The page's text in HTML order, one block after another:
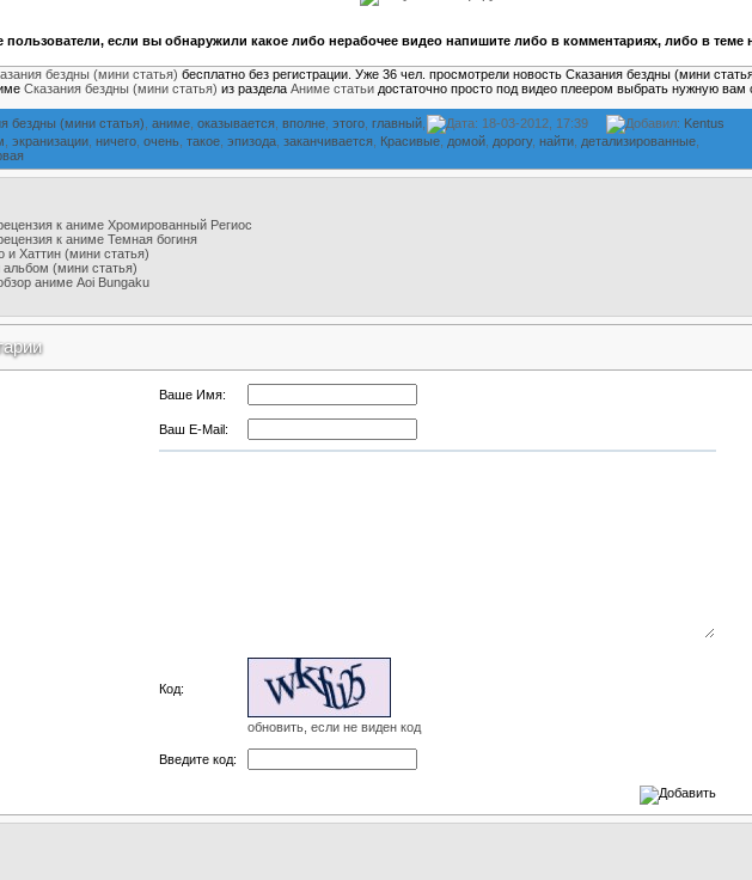
пользователи, если вы обнаружили какое либо нерабочее видео напишите либо в комментариях, либо в теме
бездны (мини статья) бесплатно без регистрации. Уже 36 чел. просмотрели новость Сказания бездны (мини
Сказания бездны (мини статья) из раздела Аниме статьи достаточно просто под видео плеером выбрать нужную вам
Добавил: Kentus
Дата: 18-03-2012, 17:39
бездны (мини статья) аниме оказывается вполне этого главный
экранизации ничего очень такое эпизода заканчивается Красивые домой дорогу, найти детализированные
к аниме Хромированный Региос
к аниме Темная богиня
и Хаттин (мини статья)
(мини статья)
аниме Aoi Bungaku
Ваше Имя:
Ваш E-Mail:
Код:
обновить, если не виден код
Введите код: